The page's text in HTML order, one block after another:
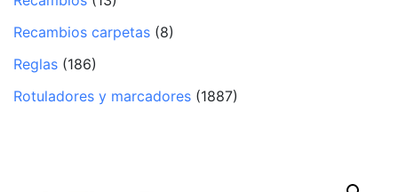
Recambios carpetas (8)
Reglas (186)
Rotuladores y marcadores (1887)